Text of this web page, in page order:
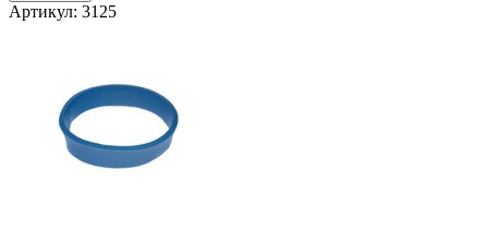
Артикул: 3125